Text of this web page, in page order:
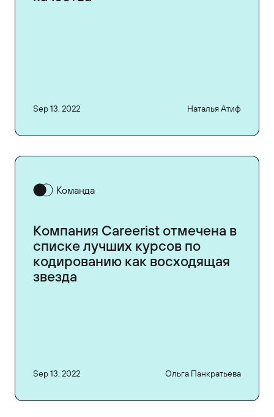
Sep 13, 2022 Наталья Атиф
Команда
Компания Careerist отмечена в
списке лучших курсов по
кодированию как восходящая
звезда
Sep 13, 2022 Ольга Панкратьева